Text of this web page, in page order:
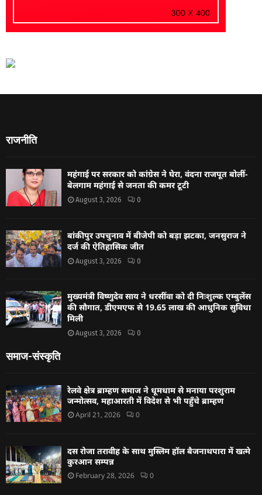
राजनीति
महंगाई पर सरकार को कांग्रेस ने घेरा, वंदना राजपूत बोलीं-
बेलगाम महंगाई से जनता की कमर टूटी
August 3, 2026 0
बांकीपुर उपचुनाव में बीजेपी को बड़ा झटका, जनसुराज ने
दर्ज की ऐतिहासिक जीत
August 3, 2026 0
मुख्यमंत्री विष्णुदेव साय ने धरसींवा को दी निःशुल्क एम्बुलेंस
की सौगात, डीएमएफ से 19.65 लाख की आधुनिक सुविधा
मिली
August 3, 2026 0
समाज-संस्कृति
रेलवे क्षेत्र ब्राम्हण समाज ने धूमधाम से मनाया परशुराम
जन्मोत्सव, महाआरती में विदेश से भी पहुँचे ब्राम्हण
April 21, 2026 0
दस रोजा तरावीह के साथ मुस्लिम हॉल बैजनाथपारा में खत्मे
कुरआन सम्पन्न
February 28, 2026 0